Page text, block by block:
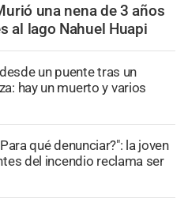
una nena de 3 años
al lago Nahuel Huapi
un puente tras un
hay un muerto y varios
qué denunciar?": la joven
del incendio reclama ser